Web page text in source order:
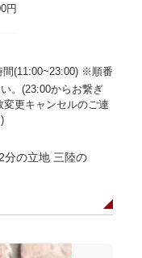
円
間(11:00~23:00) ※順番
。(23:00からお繋ぎ
更キャンセルのご連
分の立地 三陸の